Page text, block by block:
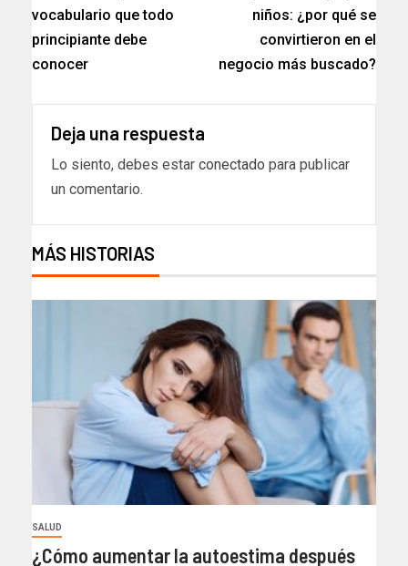
vocabulario que todo
principiante debe
conocer
niños: ¿por qué se
convirtieron en el
negocio más buscado?
Deja una respuesta
Lo siento, debes estar conectado para publicar
un comentario.
MÁS HISTORIAS
SALUD
¿Cómo aumentar la autoestima después